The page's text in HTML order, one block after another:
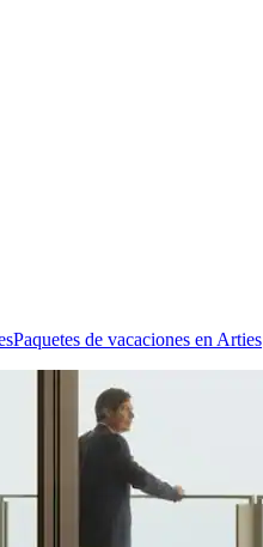
Paquetes de vacaciones en Arties